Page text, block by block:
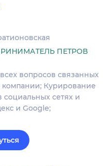
ПЕТРОВ
вопросов связанных
компании; Курирование
сетях и
и Google;